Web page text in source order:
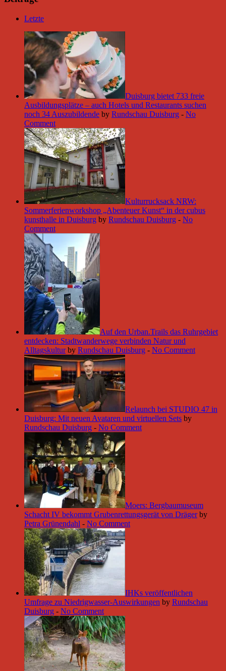
Letzte
Duisburg bietet 733 freie
Ausbildungsplätze – auch Hotels und Restaurants suchen
noch 34 Auszubildende by Rundschau Duisburg - No
Comment
Kulturrucksack NRW:
Sommerferienworkshop „Abenteuer Kunst“ in der cubus
kunsthalle in Duisburg by Rundschau Duisburg - No
Comment
Auf den Urban.Trails das Ruhrgebiet
entdecken: Stadtwanderwege verbinden Natur und
Alltagskultur by Rundschau Duisburg - No Comment
Relaunch bei STUDIO 47 in
Duisburg: Mit neuen Avataren und virtuellen Sets by
Rundschau Duisburg - No Comment
Moers: Bergbaumuseum
Schacht IV bekommt Grubenrettungsgerät von Dräger by
Petra Grünendahl - No Comment
IHKs veröffentlichen
Umfrage zu Niedrigwasser-Auswirkungen by Rundschau
Duisburg - No Comment